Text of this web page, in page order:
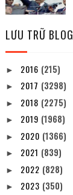
LƯU TRỮ BLOG
► 2016 (215)
► 2017 (3298)
► 2018 (2275)
► 2019 (1968)
► 2020 (1366)
► 2021 (839)
► 2022 (828)
► 2023 (350)